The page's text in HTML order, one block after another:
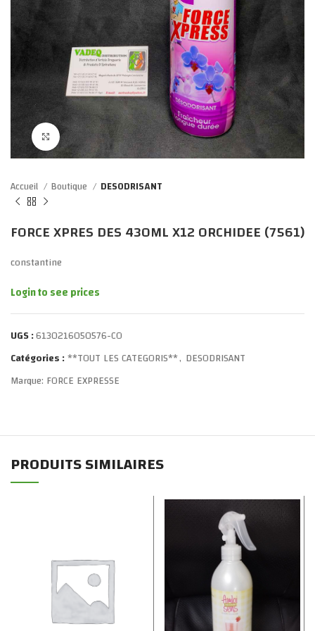
Click to enlarge
Accueil Boutique DESODRISANT
FORCE XPRES DES 430ML X12 ORCHIDEE (7561)
constantine
Login to see prices
UGS :6130216050576-CO
Catégories :**TOUT LES CATEGORIS**, DESODRISANT
Marque: FORCE EXPRESSE
PRODUITS SIMILAIRES